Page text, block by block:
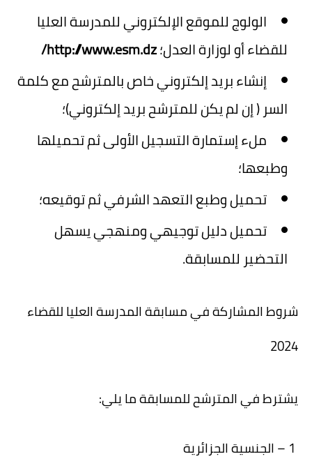
الولوج للموقع الإلكتروني للمدرسة العليا
للقضاء أو لوزارة العدل؛http://www.esm.dz/
إنشاء بريد إلكتروني خاص بالمترشح مع كلمة
السر ( إن لم يكن للمترشح بريد إلكتروني)؛
ملء إستمارة التسجيل الأولى ثم تحميلها
وطبعها؛
تحميل وطبع التعهد الشرفي ثم توقيعه؛
تحميل دليل توجيهي ومنهجي يسهل
التحضير للمسابقة.
شروط المشاركة في مسابقة المدرسة العليا للقضاء
2024
يشترط في المترشح للمسابقة ما يلي: